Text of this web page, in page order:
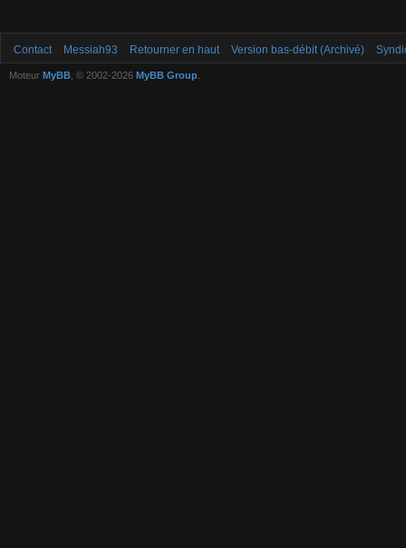
Contact Messiah93 Retourner en haut Version bas-débit (Archivé)
Moteur MyBB , © 2002-2026 MyBB Group